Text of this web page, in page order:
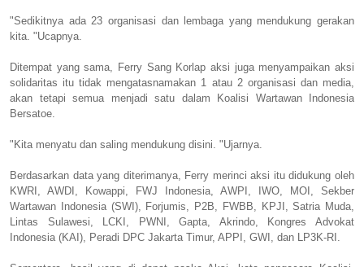
"Sedikitnya ada 23 organisasi dan lembaga yang mendukung gerakan
kita. "Ucapnya.
Ditempat yang sama, Ferry Sang Korlap aksi juga menyampaikan aksi
solidaritas itu tidak mengatasnamakan 1 atau 2 organisasi dan media,
akan tetapi semua menjadi satu dalam Koalisi Wartawan Indonesia
Bersatoe.
"Kita menyatu dan saling mendukung disini. "Ujarnya.
Berdasarkan data yang diterimanya, Ferry merinci aksi itu didukung oleh
KWRI, AWDI, Kowappi, FWJ Indonesia, AWPI, IWO, MOI, Sekber
Wartawan Indonesia (SWI), Forjumis, P2B, FWBB, KPJI, Satria Muda,
Lintas Sulawesi, LCKI, PWNI, Gapta, Akrindo, Kongres Advokat
Indonesia (KAI), Peradi DPC Jakarta Timur, APPI, GWI, dan LP3K-RI.